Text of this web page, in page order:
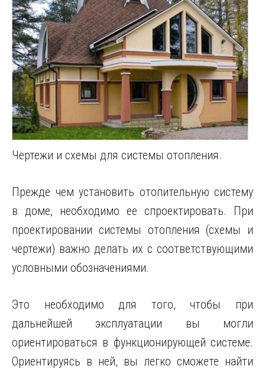
Чертежи и схемы для системы отопления.
Прежде чем установить отопительную систему
в доме, необходимо ее спроектировать. При
проектировании системы отопления (схемы и
чертежи) важно делать их с соответствующими
условными обозначениями.
Это необходимо для того, чтобы при
дальнейшей эксплуатации вы могли
ориентироваться в функционирующей системе.
Ориентируясь в ней, вы легко сможете найти